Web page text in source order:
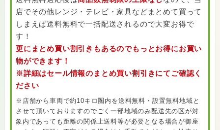
店でその他レンジ・テレビ・家具などまとめて買って
しまえば送料無料で一括配送されるので大変お得で
す！
更にまとめ買い割引きもあるのでもっとお得にお買い
物ができます！
※詳細はセール情報のまとめ買い割引きにてご確認く
ださい
※店舗から車両で約10キロ圏内を送料無料・設置無料地域と
させて頂いておりますのでごく一部地域のみ配送先の区が対
象内であっても距離の関係上送料等が必要となる場合が御座